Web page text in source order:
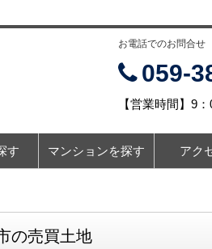
お電話でのお問合せ
059-
【営業時間】9
す マンションを探す アク
の売買土地